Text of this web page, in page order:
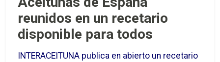
reunidos en un recetario
disponible para todos
INTERACEITUNA publica en abierto un recetario